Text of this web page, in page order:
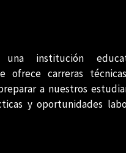
una institución
ofrece carreras
a nuestros
y oportunidades